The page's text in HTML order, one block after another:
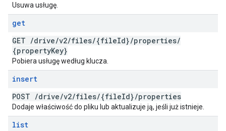
Usuwa usługę.
get
GET /drive/v2/files/{fileId}/properties/
{propertyKey}
Pobiera usługę według klucza.
insert
POST /drive/v2/files/{fileId}/properties
Dodaje właściwość do pliku lub aktualizuje ją, jeśli już istnieje.
list